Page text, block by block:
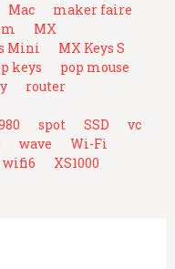
Mac
maker faire
MX
Mini
MX Keys S
keys
pop mouse
router
spot SSD
vc
wave
Wi-Fi
wifi6
XS1000